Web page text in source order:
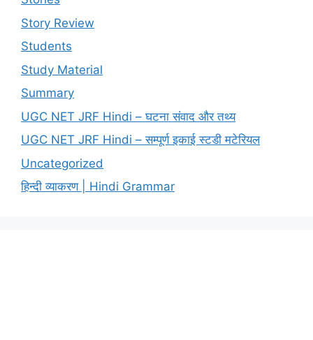
Story Review
Students
Study Material
Summary
UGC NET JRF Hindi – घटना संवाद और तथ्य
UGC NET JRF Hindi – सम्पूर्ण इकाई स्टडी मटेरियल
Uncategorized
हिन्दी व्याकरण | Hindi Grammar